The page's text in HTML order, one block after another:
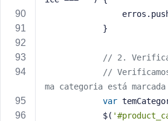
            }
// 2.
//
ma categoria está marcada
var
            $(